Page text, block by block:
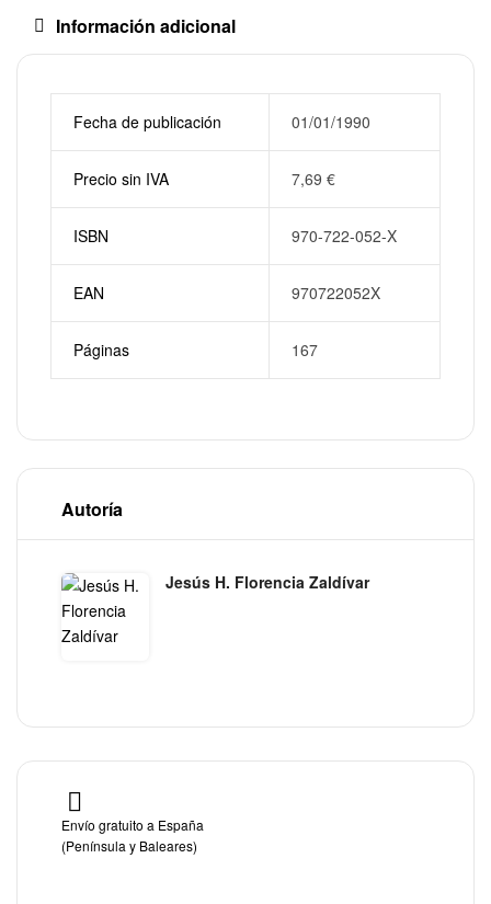
Información adicional
Fecha de publicación 01/01/1990
Precio sin IVA 7,69 €
ISBN 970-722-052-X
EAN 970722052X
Páginas 167
Autoría
Jesús H. Florencia Zaldívar
Envío gratuito a España
(Península y Baleares)